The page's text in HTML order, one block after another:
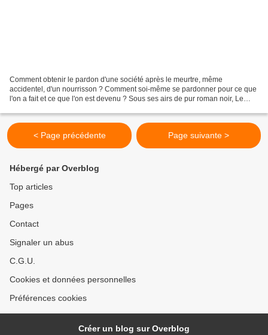
Comment obtenir le pardon d'une société après le meurtre, même
accidentel, d'un nourrisson ? Comment soi-même se pardonner pour ce que
l'on a fait et ce que l'on est devenu ? Sous ses airs de pur roman noir, Le
< Page précédente Page suivante >
Hébergé par Overblog
Top articles
Pages
Contact
Signaler un abus
C.G.U.
Cookies et données personnelles
Préférences cookies
Créer un blog sur Overblog